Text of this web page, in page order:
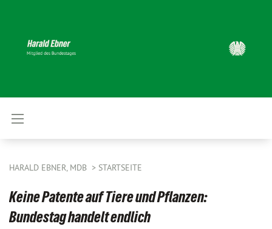
HARALD EBNER, MDB STARTSEITE
Keine Patente auf Tiere und Pflanzen:
Bundestag handelt endlich